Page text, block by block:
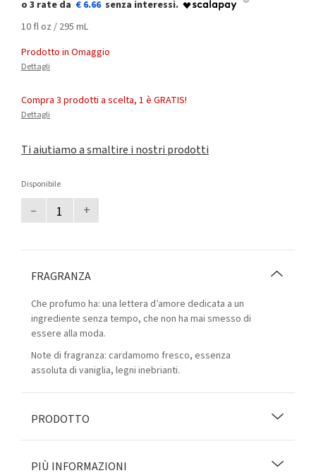
€ 6.66
10 fl oz / 295 mL
Prodotto in Omaggio
Dettagli
Compra 3 prodotti a scelta, 1 è GRATIS!
Dettagli
Ti aiutiamo a smaltire i nostri prodotti
Disponibile
– +
FRAGRANZA
Che profumo ha: una lettera d’amore dedicata a un
ingrediente senza tempo, che non ha mai smesso di
essere alla moda.
Note di fragranza: cardamomo fresco, essenza
assoluta di vaniglia, legni inebrianti.
PRODOTTO
PIÙ INFORMAZIONI